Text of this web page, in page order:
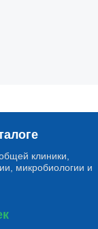
клиники,
микробиологии и